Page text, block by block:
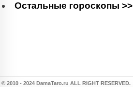
Остальные гороскопы >>
© 2010 - 2024 DamaTaro.ru ALL RIGHT RESERVED.